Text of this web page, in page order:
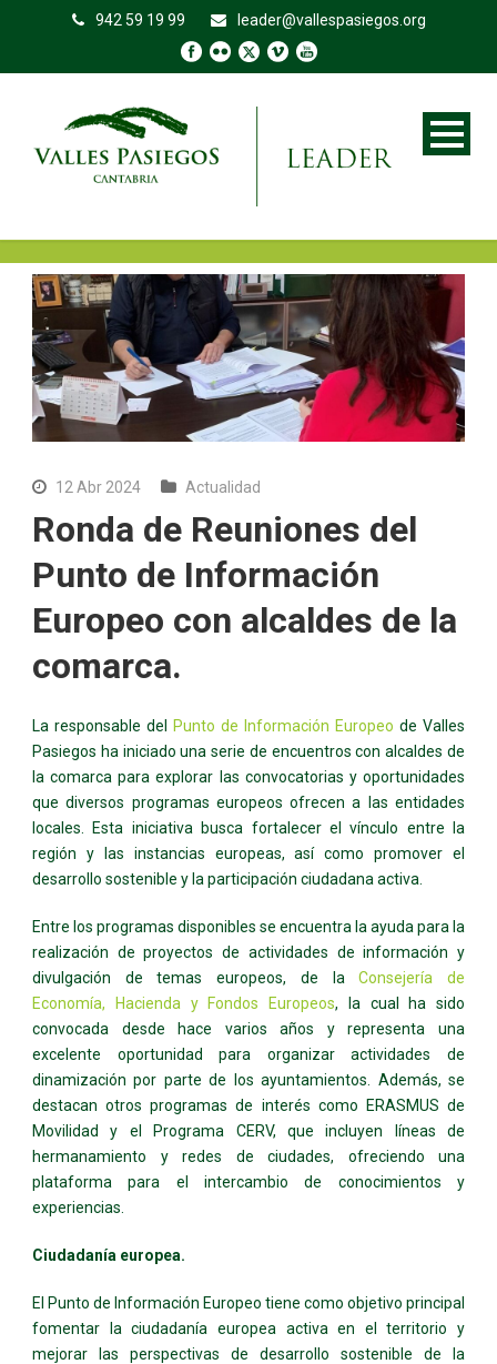
942 59 19 99 leader@vallespasiegos.org
12 Abr 2024 Actualidad
Ronda de Reuniones del
Punto de Información
Europeo con alcaldes de la
comarca.
La responsable del Punto de Información Europeo de Valles
Pasiegos ha iniciado una serie de encuentros con alcaldes de
la comarca para explorar las convocatorias y oportunidades
que diversos programas europeos ofrecen a las entidades
locales. Esta iniciativa busca fortalecer el vínculo entre la
región y las instancias europeas, así como promover el
desarrollo sostenible y la participación ciudadana activa.
Entre los programas disponibles se encuentra la ayuda para la
realización de proyectos de actividades de información y
divulgación de temas europeos, de laConsejería de
Economía, Hacienda y Fondos Europeos, la cual ha sido
convocada desde hace varios años y representa una
excelente oportunidad para organizar actividades de
dinamización por parte de los ayuntamientos. Además, se
destacan otros programas de interés como ERASMUS de
Movilidad y el Programa CERV, que incluyen líneas de
hermanamiento y redes de ciudades, ofreciendo una
plataforma para el intercambio de conocimientos y
experiencias.
Ciudadanía europea.
El Punto de Información Europeo tiene como objetivo principal
fomentar la ciudadanía europea activa en el territorio y
mejorar las perspectivas de desarrollo sostenible de la